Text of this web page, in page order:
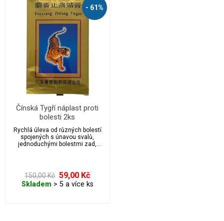
- 61%
Čínská Tygří náplast proti
bolesti 2ks
Rychlá úleva od různých bolestí
spojených s únavou svalů,
jednoduchými bolestmi zad,
vyzkoušení nalepit na nos skvěle
uleví při dýchání.
150,00 Kč 59,00 Kč
Skladem > 5 a více ks